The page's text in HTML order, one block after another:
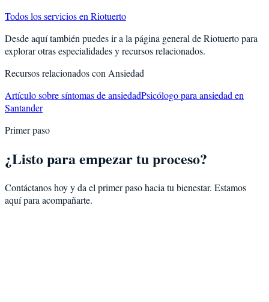
Todos los servicios en Riotuerto
Desde aquí también puedes ir a la página general deRiotuertopara
explorar otras especialidades y recursos relacionados.
Recursos relacionados con Ansiedad
Artículo sobre síntomas de ansiedadPsicólogo para ansiedad en
Santander
Primer paso
¿Listo para empezar tu proceso?
Contáctanos hoy y da el primer paso hacia tu bienestar. Estamos
aquí para acompañarte.